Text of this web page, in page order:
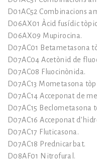
D01AC52 Combinacions
D06AX01 Àcid fusídic
D06AX09 Mupirocina.
D07AC01 Betametasona
D07AC04 Acetònid de
D07AC08 Fluocinònida.
D07AC13 Mometasona
D07AC14 Acceponat de
D07AC15 Beclometasona
D07AC16 Acceponat
D07AC17 Fluticasona.
D07AC18 Prednicarbat.
D08AF01 Nitrofural.